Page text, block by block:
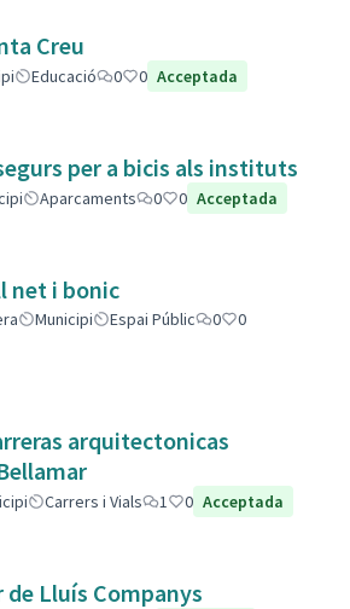
Creu
Educació 0 0 Acceptada
per a bicis als instituts
Aparcaments 0 0 Acceptada
net i bonic
Municipi Espai Públic 0
0
arquitectonicas
Carrers i Vials 1 0 Acceptada
Lluís Companys